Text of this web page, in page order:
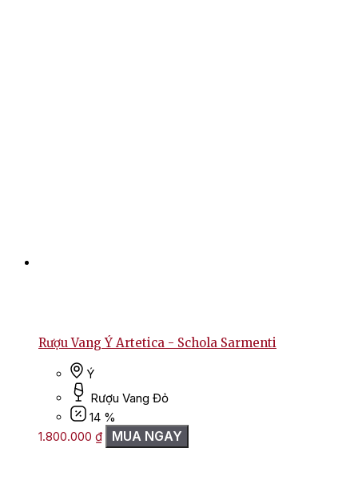
Rượu Vang Ý Artetica - Schola Sarmenti
Ý
Rượu Vang Đỏ
14 %
1.800.000 ₫ MUA NGAY